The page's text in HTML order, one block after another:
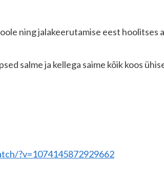
ning jalakeerutamise eest
salme ja kellega saime kõik koos
?v=1074145872929662